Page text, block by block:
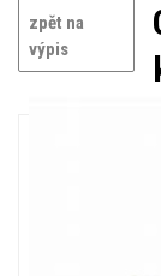
zpět na
výpis